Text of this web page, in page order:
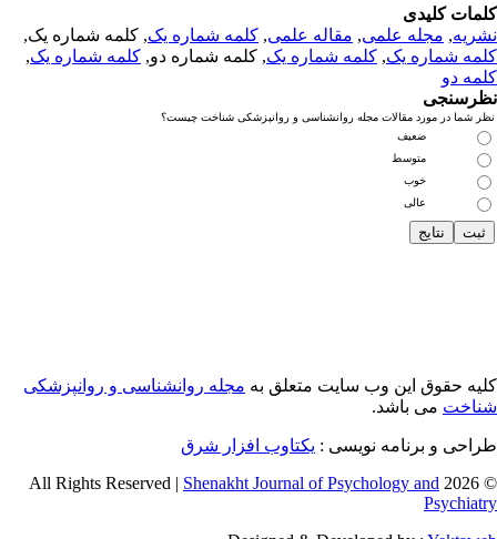
کلیدی
,مجله علمی, مقاله علمی, کلمه شماره یک, کلمه شماره یک,
شماره یک,کلمه شماره یک, کلمه شماره دو,کلمه شماره یک,
دو
شما در مورد مقالات مجله روانشناسی و روانپزشکی شناخت چیست؟
ضعیف
متوسط
خوب
عالی
حقوق این وب سایت متعلق بهمجله روانشناسی و روانپزشکی
می باشد.
و برنامه نویسی : یکتاوب افزار شرق
©
Shenakht Journal of Psychology and